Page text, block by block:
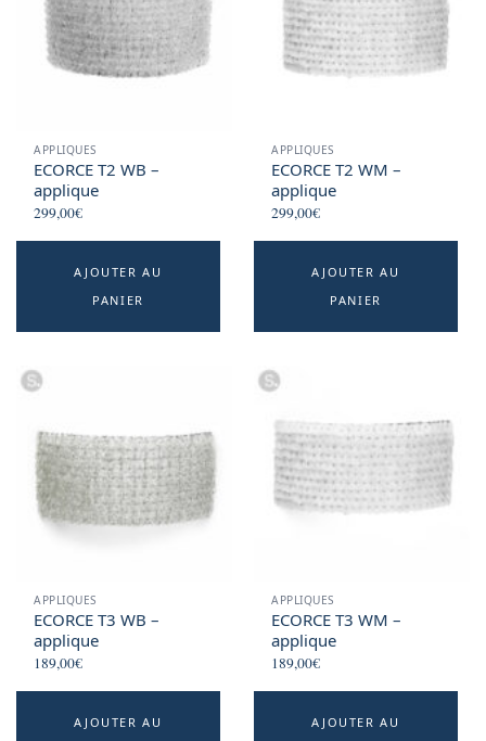
APPLIQUES
ECORCE T2 WB –
applique
299,00€
AJOUTER AU
PANIER
APPLIQUES
ECORCE T2 WM –
applique
299,00€
AJOUTER AU
PANIER
APPLIQUES
ECORCE T3 WB –
applique
189,00€
AJOUTER AU
APPLIQUES
ECORCE T3 WM –
applique
189,00€
AJOUTER AU